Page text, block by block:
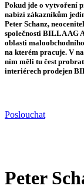
Pokud jde o vytvoření
nabízí zákazníkům
Peter Schanz,
společnosti BILLA AG
oblasti
na kterém pracuje. V
ním měli tu čest
interiérech prodejen
Poslouchat
Peter